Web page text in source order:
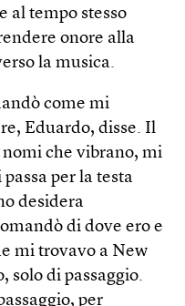
al tempo stesso
onore alla
la musica.
come mi
Eduardo, disse. Il
nomi che vibrano, mi
per la testa
desidera
di dove ero e
mi trovavo a New
solo di passaggio.
per